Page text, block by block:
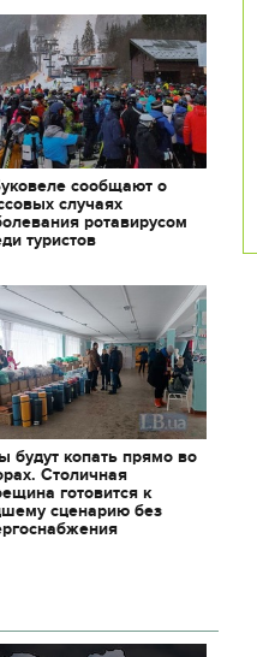
сообщают о
случаях
ротавирусом
туристов
будут копать прямо во
Столичная
готовится к
сценарию без